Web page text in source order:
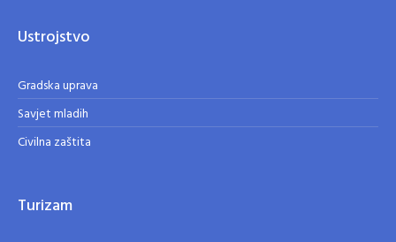
Ustrojstvo
Gradska uprava
Savjet mladih
Civilna zaštita
Turizam